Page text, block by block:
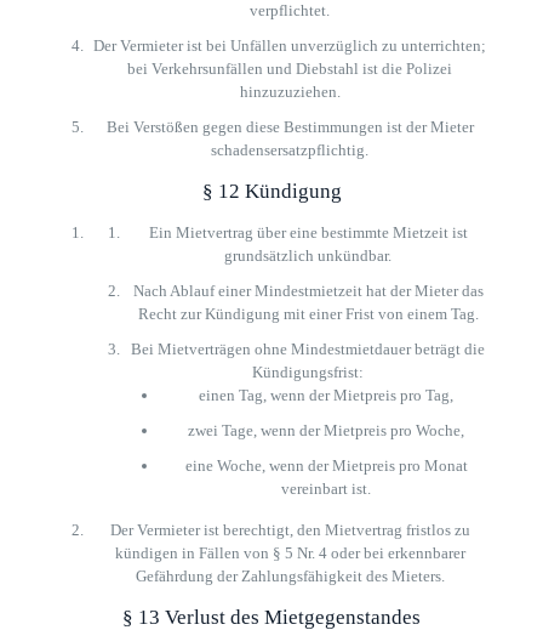
verpflichtet.
Der Vermieter ist bei Unfällen unverzüglich zu unterrichten;
bei Verkehrsunfällen und Diebstahl ist die Polizei
hinzuzuziehen.
Bei Verstößen gegen diese Bestimmungen ist der Mieter
schadensersatzpflichtig.
§ 12 Kündigung
Ein Mietvertrag über eine bestimmte Mietzeit ist
grundsätzlich unkündbar.
Nach Ablauf einer Mindestmietzeit hat der Mieter das
Recht zur Kündigung mit einer Frist von einem Tag.
Bei Mietverträgen ohne Mindestmietdauer beträgt die
Kündigungsfrist:
einen Tag, wenn der Mietpreis pro Tag,
zwei Tage, wenn der Mietpreis pro Woche,
eine Woche, wenn der Mietpreis pro Monat
vereinbart ist.
Der Vermieter ist berechtigt, den Mietvertrag fristlos zu
kündigen in Fällen von § 5 Nr. 4 oder bei erkennbarer
Gefährdung der Zahlungsfähigkeit des Mieters.
§ 13 Verlust des Mietgegenstandes